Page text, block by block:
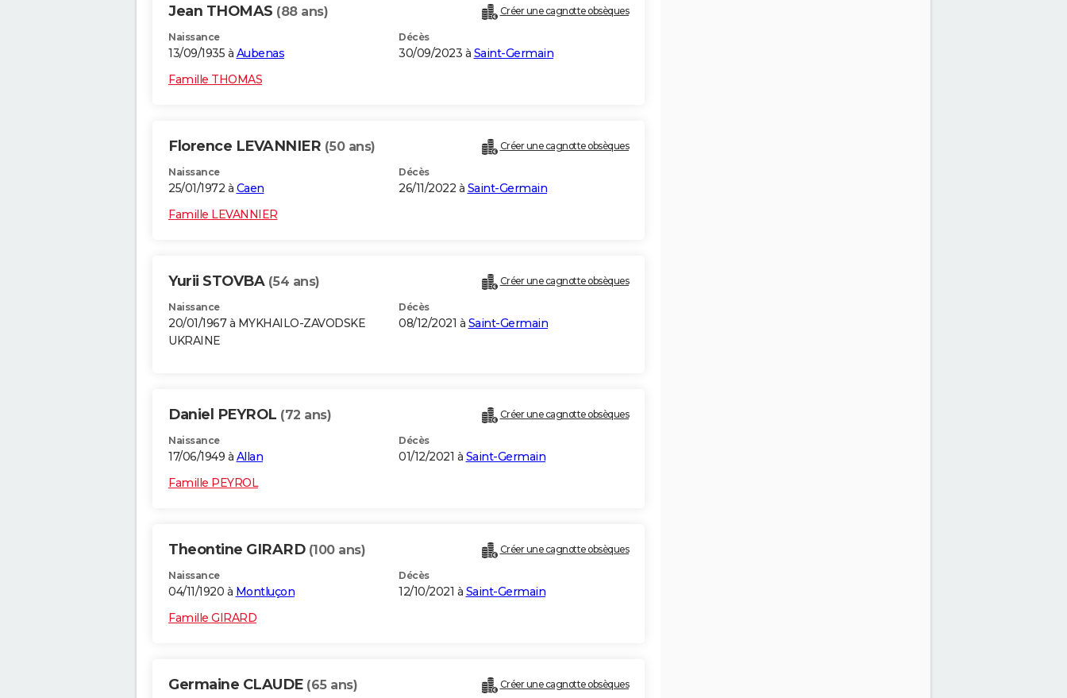
Jean THOMAS (88 ans) Créer une cagnotte obsèques
Naissance
13/09/1935 à Aubenas
Décès
30/09/2023 à Saint-Germain
Famille THOMAS
Florence LEVANNIER (50 ans) Créer une cagnotte obsèques
Naissance
25/01/1972 à Caen
Décès
26/11/2022 à Saint-Germain
Famille LEVANNIER
Yurii STOVBA (54 ans) Créer une cagnotte obsèques
Naissance
20/01/1967 à MYKHAILO-ZAVODSKE
UKRAINE
Décès
08/12/2021 à Saint-Germain
Daniel PEYROL (72 ans) Créer une cagnotte obsèques
Naissance
17/06/1949 à Allan
Décès
01/12/2021 à Saint-Germain
Famille PEYROL
Theontine GIRARD (100 ans) Créer une cagnotte obsèques
Naissance
04/11/1920 à Montluçon
Décès
12/10/2021 à Saint-Germain
Famille GIRARD
Germaine CLAUDE (65 ans) Créer une cagnotte obsèques